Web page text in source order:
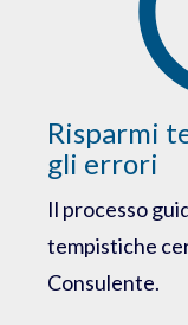
Risparmi
gli errori
Il processo
tempistiche
Consulente.